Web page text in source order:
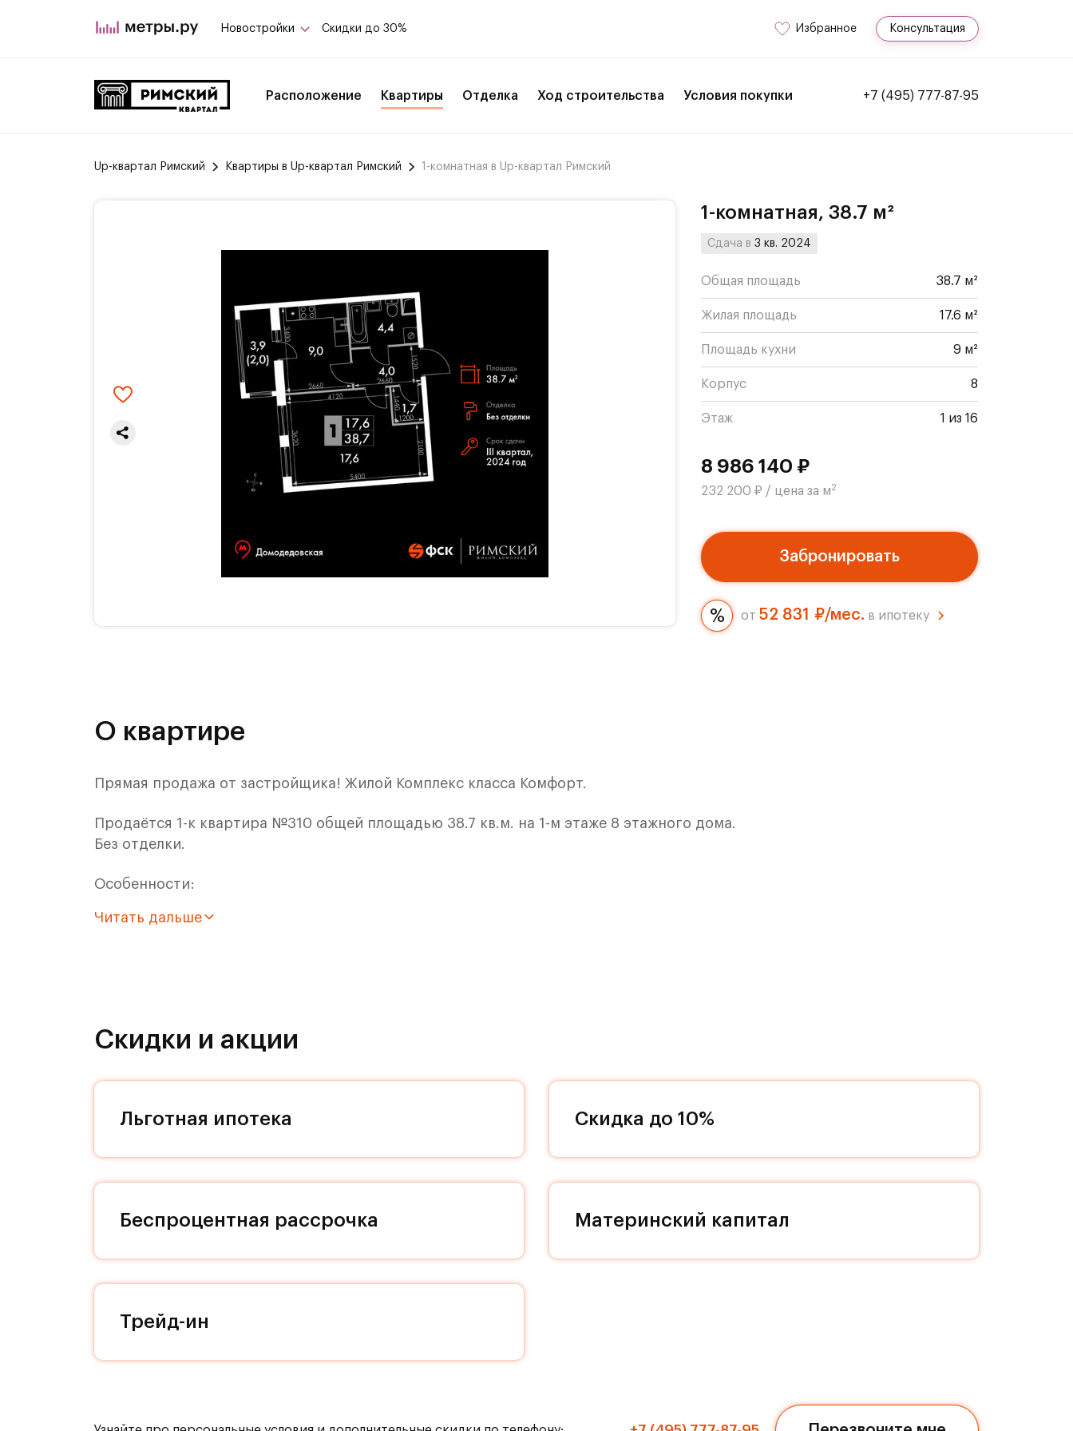
Новостройки Скидки до 30% Избранное Консультация
Расположение Квартиры Отделка Ход строительства Условия покупки +7 (495) 777-87-95
Up-квартал Римский Квартиры в Up-квартал Римский 1-комнатная в Up-квартал Римский
1-комнатная, 38.7 м²
Сдача в3 кв. 2024
Общая площадь 38.7 м²
Жилая площадь 17.6 м²
Площадь кухни 9 м²
Корпус 8
Этаж 1 из 16
8 986 140 ₽
232 200 ₽ / цена за м2
Забронировать
от 52 831 ₽/мес. в ипотеку
О квартире
Прямая продажа от застройщика! Жилой Комплекс класса Комфорт.
Продаётся 1-к квартира №310 общей площадью 38.7 кв.м. на 1-м этаже 8 этажного дома.
Без отделки.
Особенности:
- Квартира с большой ванной комнатой. Вам не придется ломать голову, как разместить
жителя Римского квартала. Входные группы индивидуальны, однако в дизайне каждой
наличие кладовых позволит вам поддерживать идеальный порядок и уют в вашей
расположены парковки. Дизайн подземных парковок с белоснежными колоннами
вызывает ассоциации с историческим культурным слоем романской эпохи. Поэтому даже
каждой секции, доступ к ним осуществляется на современном лифте МЭЛ с пониженным
уровнем шума. Бурная жизнь соседей больше не сможет нарушить ваш покой, а к вам
никто не постучит, если вы захотите прибавить громкость в любимом музыкальном треке
или Ваши дети захотят устроить ночную пробежку! Живите только по своим правилам.
Читать дальше
Скидки и акции
Льготная ипотека Скидка до 10%
Беспроцентная рассрочка Материнский капитал
Трейд-ин